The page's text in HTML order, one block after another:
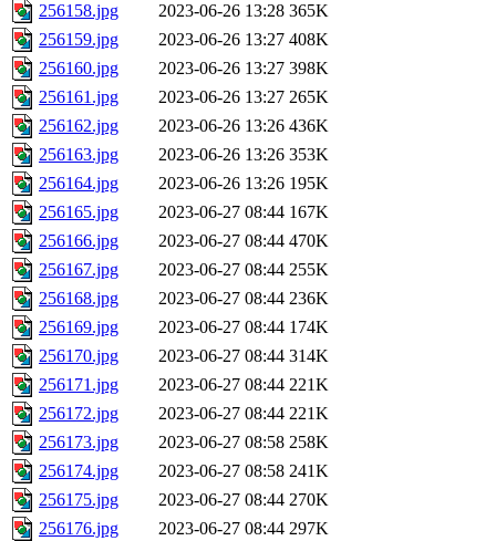
256158.jpg
2023-06-26 13:28 365K
256159.jpg
2023-06-26 13:27 408K
256160.jpg
2023-06-26 13:27 398K
256161.jpg
2023-06-26 13:27 265K
256162.jpg
2023-06-26 13:26 436K
256163.jpg
2023-06-26 13:26 353K
256164.jpg
2023-06-26 13:26 195K
256165.jpg
2023-06-27 08:44 167K
256166.jpg
2023-06-27 08:44 470K
256167.jpg
2023-06-27 08:44 255K
256168.jpg
2023-06-27 08:44 236K
256169.jpg
2023-06-27 08:44 174K
256170.jpg
2023-06-27 08:44 314K
256171.jpg
2023-06-27 08:44 221K
256172.jpg
2023-06-27 08:44 221K
256173.jpg
2023-06-27 08:58 258K
256174.jpg
2023-06-27 08:58 241K
256175.jpg
2023-06-27 08:44 270K
256176.jpg
2023-06-27 08:44 297K